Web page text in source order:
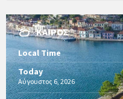
ΚΑΙΡΌΣ
Local Time
Today
Αύγουστος 6, 2026